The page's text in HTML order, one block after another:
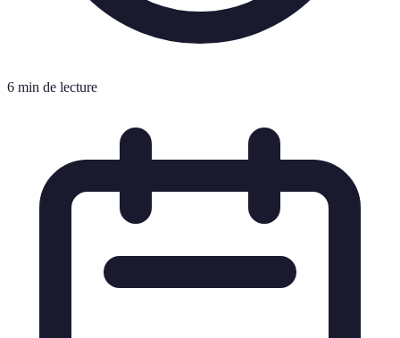
6 min de lecture